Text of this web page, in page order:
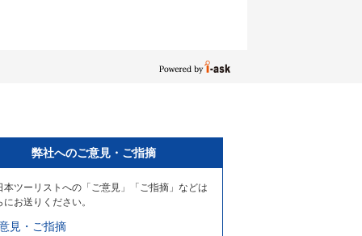
弊社へのご意見・ご指摘
本ツーリストへの「ご意見」「ご指摘」などは
にお送りください。
見・ご指摘